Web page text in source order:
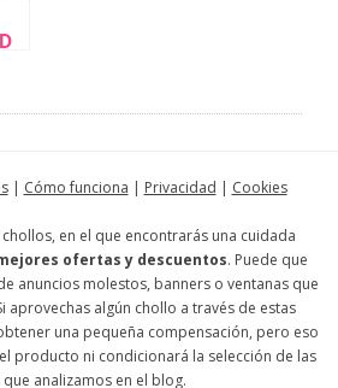
| Cómo funciona | Privacidad | Cookies
en el que encontrarás una cuidada
ofertas y descuentos. Puede que
anuncios molestos, banners o ventanas que
aprovechas algún chollo a través de estas
una pequeña compensación, pero eso
producto ni condicionará la selección de las
analizamos en el blog.